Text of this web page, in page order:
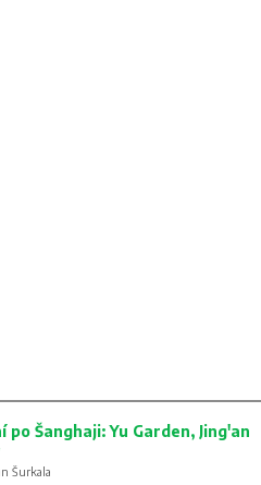
po Šanghaji: Yu Garden, Jing'an
Šurkala